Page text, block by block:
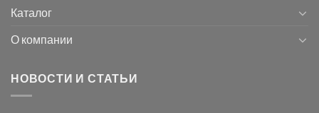
Каталог
О компании
НОВОСТИ И СТАТЬИ